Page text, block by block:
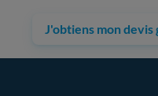
J'obtiens mon